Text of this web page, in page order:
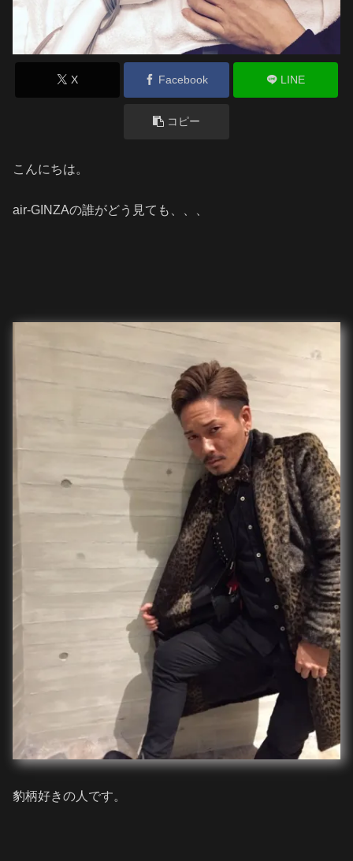
X Facebook LINE
コピー
こんにちは。
air-GINZAの誰がどう見ても、、、
豹柄好きの人です。